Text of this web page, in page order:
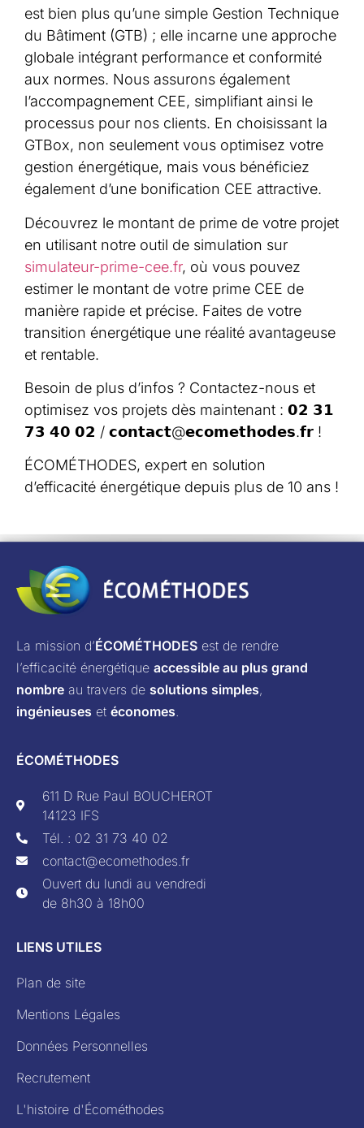
est bien plus qu’une simple Gestion Technique
du Bâtiment (GTB) ; elle incarne une approche
globale intégrant performance et conformité
aux normes. Nous assurons également
l’accompagnement CEE, simplifiant ainsi le
processus pour nos clients. En choisissant la
GTBox, non seulement vous optimisez votre
gestion énergétique, mais vous bénéficiez
également d’une bonification CEE attractive.
Découvrez le montant de prime de votre projet
en utilisant notre outil de simulation sur
simulateur-prime-cee.fr, où vous pouvez
estimer le montant de votre prime CEE de
manière rapide et précise. Faites de votre
transition énergétique une réalité avantageuse
et rentable.
Besoin de plus d’infos ? Contactez-nous et
optimisez vos projets dès maintenant : 𝟬𝟮 𝟯𝟭
𝟳𝟯 𝟰𝟬 𝟬𝟮 / 𝗰𝗼𝗻𝘁𝗮𝗰𝘁@𝗲𝗰𝗼𝗺𝗲𝘁𝗵𝗼𝗱𝗲𝘀.𝗳𝗿 !
ÉCOMÉTHODES, expert en solution
d’efficacité énergétique depuis plus de 10 ans !
La mission d’ÉCOMÉTHODES est de rendre
l’efficacité énergétique accessible au plus grand
nombre au travers de solutions simples,
ingénieuses et économes
ÉCOMÉTHODES
611 D Rue Paul BOUCHEROT
14123 IFS
Tél. : 02 31 73 40 02
contact@ecomethodes.fr
Ouvert du lundi au vendredi
de 8h30 à 18h00
LIENS UTILES
Plan de site
Mentions Légales
Données Personnelles
Recrutement
L'histoire d'Écométhodes